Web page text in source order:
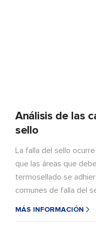
Análisis de las
sello
La falla del sello
que las áreas que
termosellado se
comunes de falla del
MÁS INFORMACIÓN